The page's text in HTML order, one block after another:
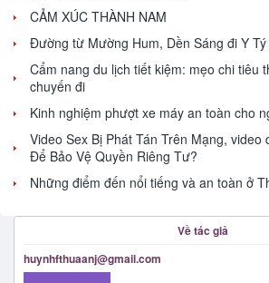
CẢM XÚC THÀNH NAM
Đường từ Mường Hum, Dền Sáng đi Y
Cẩm nang du lịch tiết kiệm: mẹo chi tiêu
chuyến đi
Kinh nghiệm phượt xe máy an toàn cho
Video Sex Bị Phát Tán Trên Mạng, video
Để Bảo Vệ Quyền Riêng Tư?
Những điểm đến nổi tiếng và an toàn ở
Về tác giả
huynhfthuaanj@gmail.com